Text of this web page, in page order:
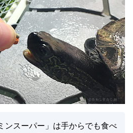
ンスーパー」は手からでも食べ